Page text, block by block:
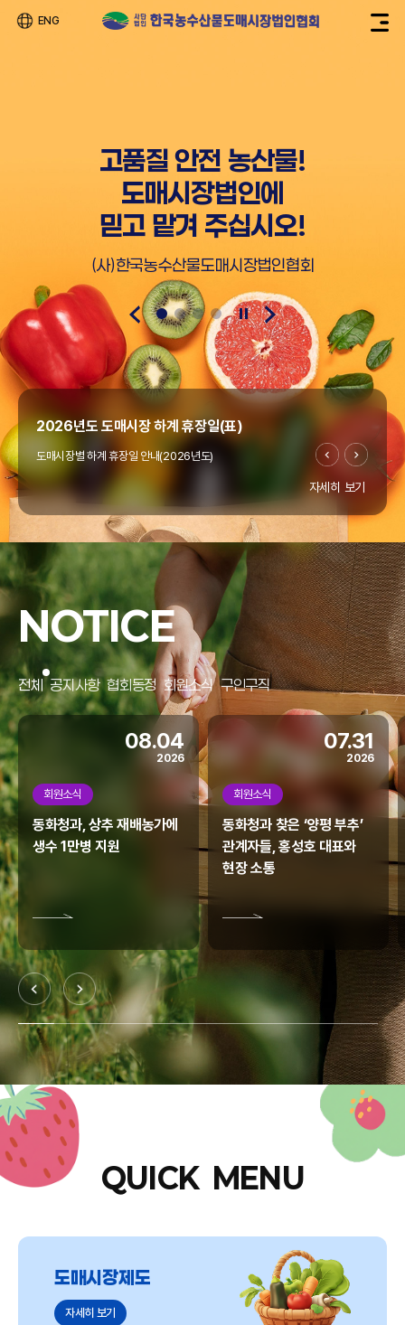
ENG
고품질 안전 농산물!
도매시장법인에
믿고 맡겨 주십시오!
(사)한국농수산물도매시장법인협회
2026년도 도매시장 하계 휴장일(표)
도매시장별 하계 휴장일 안내(2026년도)
자세히 보기
"온라인도매시장 창업지원사업" 공고(~4/10까지)
우리협회에서는 열정과 꿈으로 미래 농업을 이끌 청년의
"온라인도매시장 창업지원사업"을 아래와 같이 모집
공고합니다.
홈페이지 리뉴얼
협회 홈페이지가 리뉴얼되었습니다.
NOTICE
전체 공지사항 협회동정 회원소식 구인구직
08.04
2026
회원소식
동화청과, 상추 재배농가에
생수 1만병 지원
07.31
2026
회원소식
동화청과 찾은 ‘양평 부추’
관계자들, 홍성호 대표와
현장 소통
QUICK MENU
도매시장제도
자세히 보기